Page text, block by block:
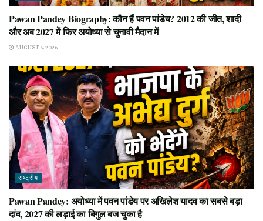
Pawan Pandey Biography: कौन हैं पवन पांडेय? 2012 की जीत, शादी
और अब 2027 में फिर अयोध्या से चुनावी मैदान में
AUGUST 6, 2026
राष्ट्रीय
Pawan Pandey: अयोध्या में पवन पांडेय पर अखिलेश यादव का सबसे बड़ा
दांव, 2027 की लड़ाई का बिगुल बज चुका है